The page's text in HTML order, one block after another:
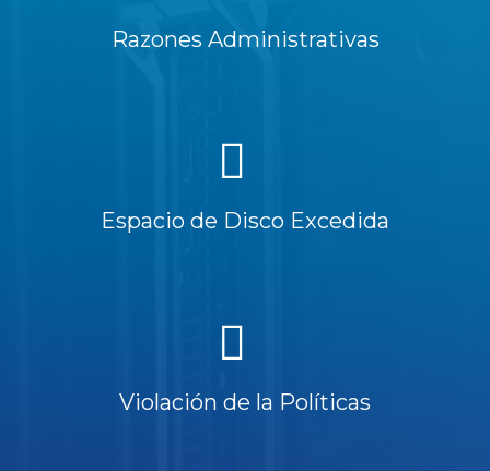
Razones Administrativas
Espacio de Disco Excedida
Violación de la Políticas